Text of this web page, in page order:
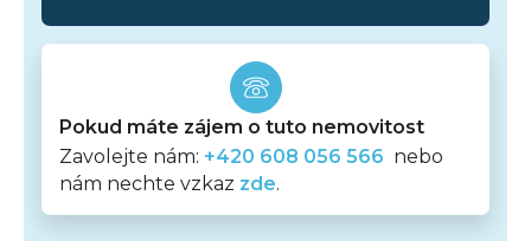
Pokud máte zájem o tuto nemovitost
Zavolejte nám: +420 608 056 566 nebo
nám nechte vzkaz zde.